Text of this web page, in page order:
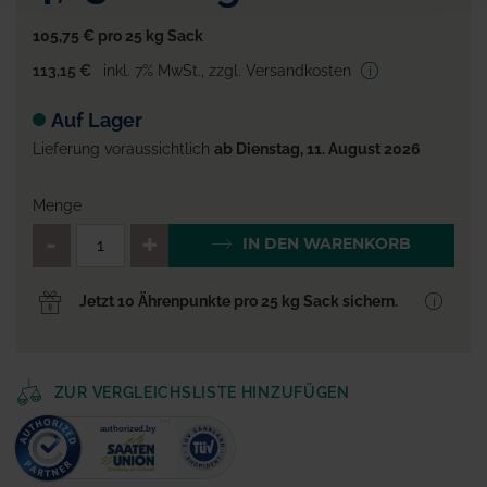
105,75 € pro 25 kg Sack
113,15 €
inkl. 7% MwSt. zzgl. Versandkosten
Auf Lager
Lieferung voraussichtlich ab Dienstag, 11. August 2026
Menge
QTY_CONTROL_DECREASE
IN DEN WARENKORB
Jetzt 10 Ährenpunkte pro 25 kg Sack sichern.
ZUR VERGLEICHSLISTE HINZUFÜGEN